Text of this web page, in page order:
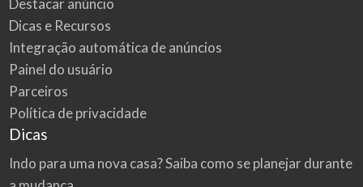
Destacar anúncio
Dicas e Recursos
Integração automática de anúncios
Painel do usuário
Parceiros
Política de privacidade
Dicas
Indo para uma nova casa? Saiba como se planejar durante